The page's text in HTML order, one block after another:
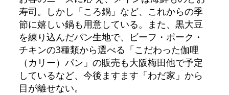
寿司。しかし「ころ鍋」など、これからの季
節に嬉しい鍋も用意している。また、黒大豆
を練り込んだパン生地で、ビーフ・ポーク・
チキンの3種類から選べる「こだわった伽哩
（カリー）パン」の販売も大阪梅田他で予定
しているなど、今後ますます「わだ家」から
目が離せない。